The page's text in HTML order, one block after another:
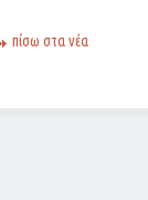
πίσω στα νέα